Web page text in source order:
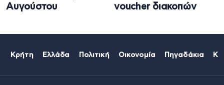
Αυγούστου
voucher διακοπών
Κρήτη Ελλάδα Πολιτική Οικονομία Πηγαδάκια